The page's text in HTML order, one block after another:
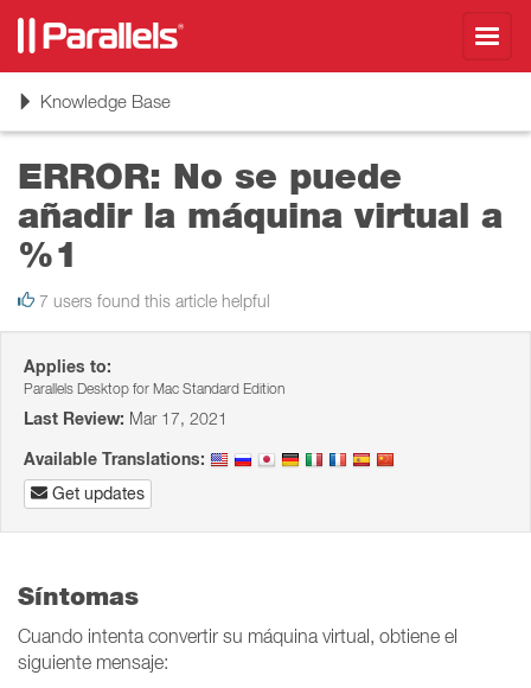
ToggleKnowledge Base
ERROR: No se puede
añadir la máquina virtual a
%1
7 users found this article helpful
Applies to:
Parallels Desktop for Mac Standard Edition
Last Review: Mar 17, 2021
Available Translations:
Get updates
Síntomas
Cuando intenta convertir su máquina virtual, obtiene el
siguiente mensaje: